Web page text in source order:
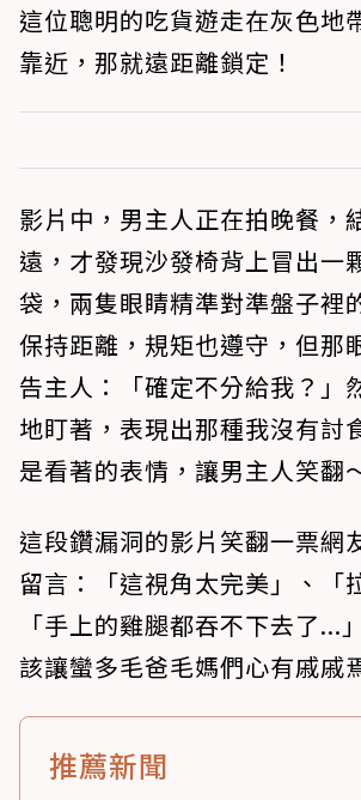
這位聰明的吃貨遊走在灰色地
靠近，那就遠距離鎖定！
影片中，男主人正在拍晚餐，
遠，才發現沙發椅背上冒出一
袋，兩隻眼睛精準對準盤子裡
保持距離，規矩也遵守，但那
告主人：「確定不分給我？」
地盯著，表現出那種我沒有討
是看著的表情，讓男主人笑翻
這段鑽漏洞的影片笑翻一票網
留言：「這視角太完美」、「
「手上的雞腿都吞不下去了...
該讓蠻多毛爸毛媽們心有戚戚
推薦新聞